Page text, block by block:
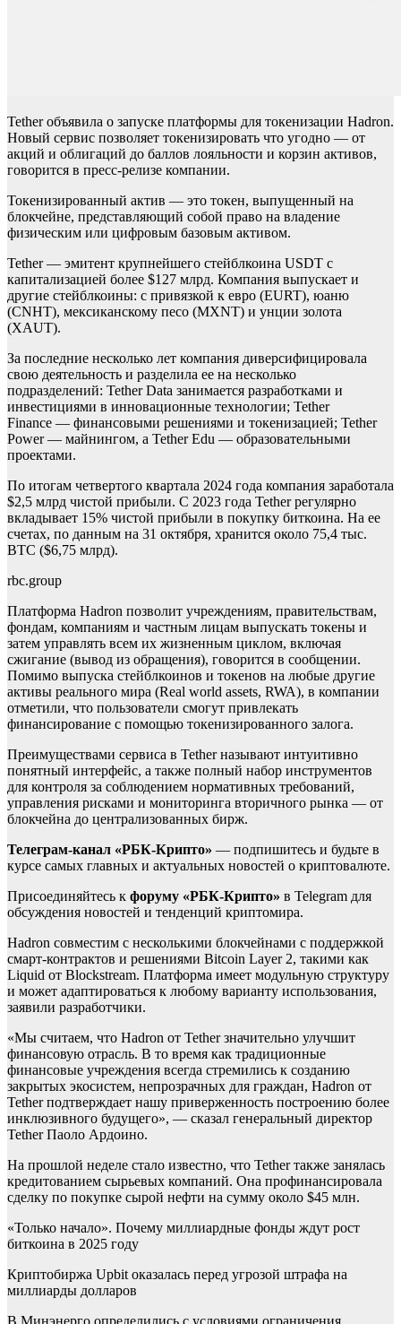
Tether объявила о запуске платформы для токенизации Hadron.
Новый сервис позволяет токенизировать что угодно — от
акций и облигаций до баллов лояльности и корзин активов,
говорится в пресс-релизе компании.
Токенизированный актив — это токен, выпущенный на
блокчейне, представляющий собой право на владение
физическим или цифровым базовым активом.
Tether — эмитент крупнейшего стейблкоина USDT с
капитализацией более $127 млрд. Компания выпускает и
другие стейблкоины: с привязкой к евро (EURT), юаню
(CNHT), мексиканскому песо (MXNT) и унции золота
(XAUT).
За последние несколько лет компания диверсифицировала
свою деятельность и разделила ее на несколько
подразделений: Tether Data занимается разработками и
инвестициями в инновационные технологии; Tether
Finance — финансовыми решениями и токенизацией; Tether
Power — майнингом, а Tether Edu — образовательными
проектами.
По итогам четвертого квартала 2024 года компания заработала
$2,5 млрд чистой прибыли. С 2023 года Tether регулярно
вкладывает 15% чистой прибыли в покупку биткоина. На ее
счетах, по данным на 31 октября, хранится около 75,4 тыс.
BTC ($6,75 млрд).
rbc.group
Платформа Hadron позволит учреждениям, правительствам,
фондам, компаниям и частным лицам выпускать токены и
затем управлять всем их жизненным циклом, включая
сжигание (вывод из обращения), говорится в сообщении.
Помимо выпуска стейблкоинов и токенов на любые другие
активы реального мира (Real world assets, RWA), в компании
отметили, что пользователи смогут привлекать
финансирование с помощью токенизированного залога.
Преимуществами сервиса в Tether называют интуитивно
понятный интерфейс, а также полный набор инструментов
для контроля за соблюдением нормативных требований,
управления рисками и мониторинга вторичного рынка — от
блокчейна до централизованных бирж.
Телеграм-канал «РБК-Крипто» — подпишитесь и будьте в
курсе самых главных и актуальных новостей о криптовалюте.
Присоединяйтесь к форуму «РБК-Крипто» в Telegram для
обсуждения новостей и тенденций криптомира.
Hadron совместим с несколькими блокчейнами с поддержкой
смарт-контрактов и решениями Bitcoin Layer 2, такими как
Liquid от Blockstream. Платформа имеет модульную структуру
и может адаптироваться к любому варианту использования,
заявили разработчики.
«Мы считаем, что Hadron от Tether значительно улучшит
финансовую отрасль. В то время как традиционные
финансовые учреждения всегда стремились к созданию
закрытых экосистем, непрозрачных для граждан, Hadron от
Tether подтверждает нашу приверженность построению более
инклюзивного будущего», — сказал генеральный директор
Tether Паоло Ардоино.
На прошлой неделе стало известно, что Tether также занялась
кредитованием сырьевых компаний. Она профинансировала
сделку по покупке сырой нефти на сумму около $45 млн.
«Только начало». Почему миллиардные фонды ждут рост
биткоина в 2025 году
Криптобиржа Upbit оказалась перед угрозой штрафа на
миллиарды долларов